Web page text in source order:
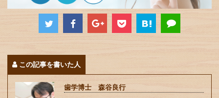
この記事を書いた人
歯学博士 森谷良行